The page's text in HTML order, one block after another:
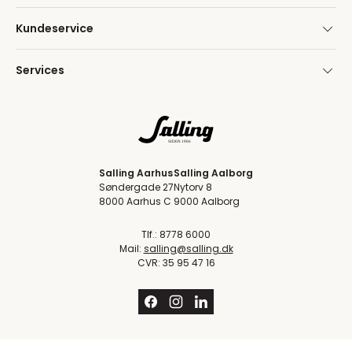
Kundeservice
Services
Salling Aarhus
Søndergade 27
8000 Aarhus C
Salling Aalborg
Nytorv 8
9000 Aalborg
Tlf.: 8778 6000
Mail: salling@salling.dk
CVR: 35 95 47 16